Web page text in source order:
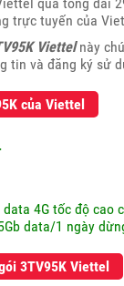
trực tuyến của
Viettelnày
tin và đăng ký sử
của Viettel
data 4G tốc độ
data/1 ngày
3TV95K Viettel